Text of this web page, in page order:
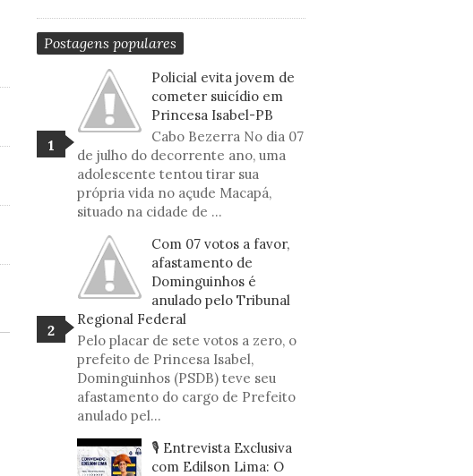
Postagens populares
Policial evita jovem de
cometer suicídio em
Princesa Isabel-PB
Cabo Bezerra No dia 07
de julho do decorrente ano, uma
adolescente tentou tirar sua
própria vida no açude Macapá,
situado na cidade de ...
Com 07 votos a favor,
afastamento de
Dominguinhos é
anulado pelo Tribunal
Regional Federal
Pelo placar de sete votos a zero, o
prefeito de Princesa Isabel,
Dominguinhos (PSDB) teve seu
afastamento do cargo de Prefeito
anulado pel...
🎙️ Entrevista Exclusiva
com Edilson Lima: O